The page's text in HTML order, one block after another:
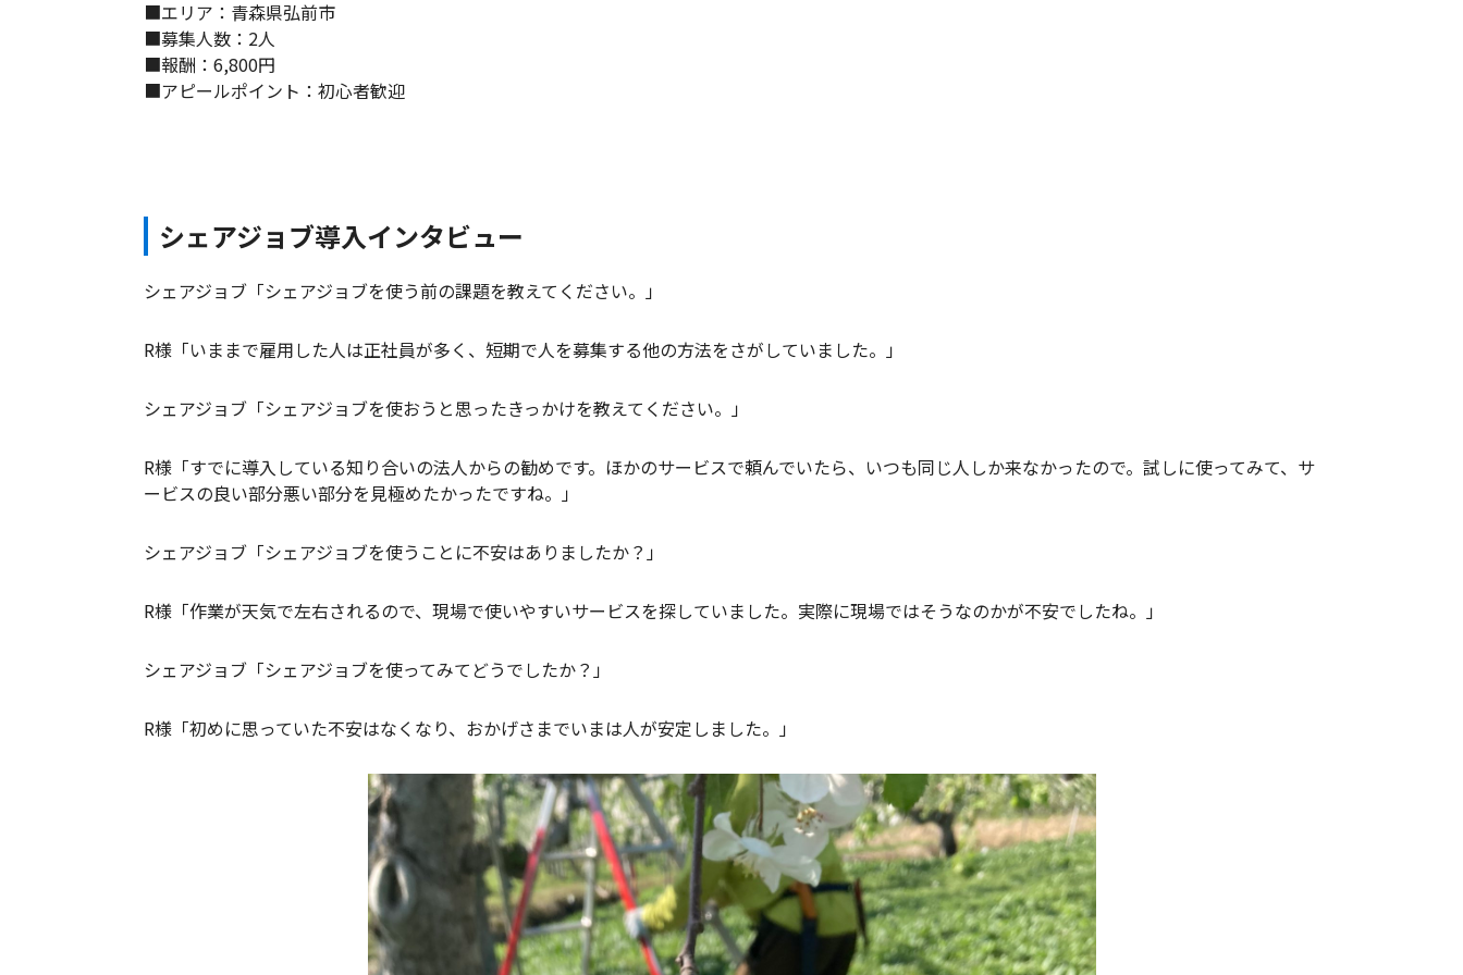
■エリア：青森県弘前市
■募集人数：2人
■報酬：6,800円
■アピールポイント：初心者歓迎
シェアジョブ導入インタビュー
シェアジョブ「シェアジョブを使う前の課題を教えてください。」
R様「いままで雇用した人は正社員が多く、短期で人を募集する他の方法をさがしていました。」
シェアジョブ「シェアジョブを使おうと思ったきっかけを教えてください。」
R様「すでに導入している知り合いの法人からの勧めです。ほかのサービスで頼んでいたら、いつも同じ人しか来なかったので。試しに使ってみて、サ
ービスの良い部分悪い部分を見極めたかったですね。」
シェアジョブ「シェアジョブを使うことに不安はありましたか？」
R様「作業が天気で左右されるので、現場で使いやすいサービスを探していました。実際に現場ではそうなのかが不安でしたね。」
シェアジョブ「シェアジョブを使ってみてどうでしたか？」
R様「初めに思っていた不安はなくなり、おかげさまでいまは人が安定しました。」